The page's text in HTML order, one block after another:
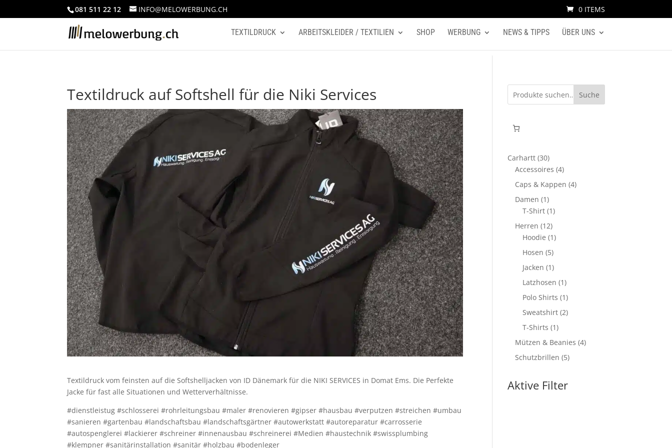
081 511 22 12 INFO@MELOWERBUNG.CH 0 ITEMS
TEXTILDRUCK ARBEITSKLEIDER / TEXTILIEN SHOP WERBUNG NEWS & TIPPS ÜBER UNS
Textildruck auf Softshell für die Niki Services
Textildruck vom feinsten auf die Softshelljacken von ID Dänemark für die NIKI SERVICES in Domat Ems. Die Perfekte
Jacke für fast alle Situationen und Wetterverhältnisse.
#dienstleistug #schlosserei #rohrleitungsbau #maler #renovieren #gipser #hausbau #verputzen #streichen #umbau
#sanieren #gartenbau #landschaftsbau #landschaftsgärtner #autowerkstatt #autoreparatur #carrosserie
#autospenglerei #lackierer #schreiner #innenausbau #schreinerei #Medien #haustechnik #swissplumbing
#klempner #sanitärinstallation #sanitär #holzbau #bodenleger
Suche
Carhartt 3030
Produkte
Accessoires 44
Produkte
Caps & Kappen 44
Damen 11
Produkt
T-Shirt 11
Herren 1212
Produkte
Hoodie 11
Hosen 55
Produkte
Jacken 11
Produkt
Latzhosen 11
Produkt
Polo Shirts 11
Produkt
Sweatshirt 22
T-Shirts 11
Produkt
Mützen & Beanies 44
Schutzbrillen 55
Aktive Filter